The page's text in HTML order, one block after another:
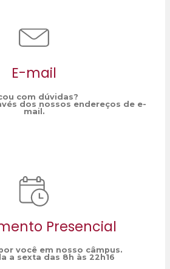
E-mail
com dúvidas?
dos nossos endereços de e-
mail.
Presencial
você em nosso câmpus.
a sexta das 8h às 22h16